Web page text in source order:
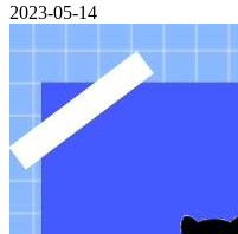
2023-05-14